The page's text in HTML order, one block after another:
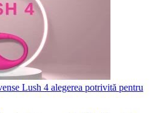
Lush 4 alegerea potrivită pentru